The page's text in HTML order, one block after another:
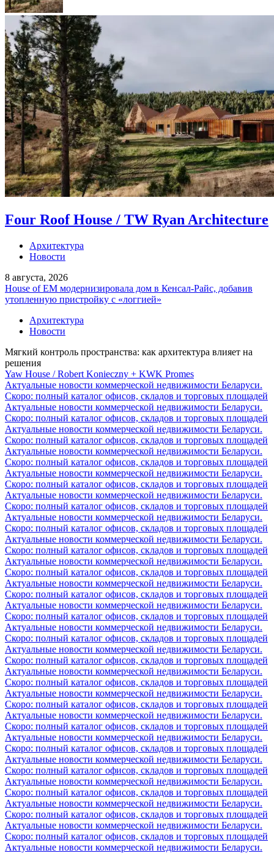
Four Roof House / TW Ryan Architecture
Архитектура
Новости
8 августа, 2026
House of EM модернизировала дом в Кенсал-Райс, добавив
утопленную пристройку с «логгией»
Архитектура
Новости
Мягкий контроль пространства: как архитектура влияет на
решения
Yaw House / Robert Konieczny + KWK Promes
Актуальные новости коммерческой недвижимости Беларуси.
Скоро: полный каталог офисов, складов и торговых площадей
Актуальные новости коммерческой недвижимости Беларуси.
Скоро: полный каталог офисов, складов и торговых площадей
Актуальные новости коммерческой недвижимости Беларуси.
Скоро: полный каталог офисов, складов и торговых площадей
Актуальные новости коммерческой недвижимости Беларуси.
Скоро: полный каталог офисов, складов и торговых площадей
Актуальные новости коммерческой недвижимости Беларуси.
Скоро: полный каталог офисов, складов и торговых площадей
Актуальные новости коммерческой недвижимости Беларуси.
Скоро: полный каталог офисов, складов и торговых площадей
Актуальные новости коммерческой недвижимости Беларуси.
Скоро: полный каталог офисов, складов и торговых площадей
Актуальные новости коммерческой недвижимости Беларуси.
Скоро: полный каталог офисов, складов и торговых площадей
Актуальные новости коммерческой недвижимости Беларуси.
Скоро: полный каталог офисов, складов и торговых площадей
Актуальные новости коммерческой недвижимости Беларуси.
Скоро: полный каталог офисов, складов и торговых площадей
Актуальные новости коммерческой недвижимости Беларуси.
Скоро: полный каталог офисов, складов и торговых площадей
Актуальные новости коммерческой недвижимости Беларуси.
Скоро: полный каталог офисов, складов и торговых площадей
Актуальные новости коммерческой недвижимости Беларуси.
Скоро: полный каталог офисов, складов и торговых площадей
Актуальные новости коммерческой недвижимости Беларуси.
Скоро: полный каталог офисов, складов и торговых площадей
Актуальные новости коммерческой недвижимости Беларуси.
Скоро: полный каталог офисов, складов и торговых площадей
Актуальные новости коммерческой недвижимости Беларуси.
Скоро: полный каталог офисов, складов и торговых площадей
Актуальные новости коммерческой недвижимости Беларуси.
Скоро: полный каталог офисов, складов и торговых площадей
Актуальные новости коммерческой недвижимости Беларуси.
Скоро: полный каталог офисов, складов и торговых площадей
Актуальные новости коммерческой недвижимости Беларуси.
Скоро: полный каталог офисов, складов и торговых площадей
Актуальные новости коммерческой недвижимости Беларуси.
Скоро: полный каталог офисов, складов и торговых площадей
Актуальные новости коммерческой недвижимости Беларуси.
Скоро: полный каталог офисов, складов и торговых площадей
Актуальные новости коммерческой недвижимости Беларуси.